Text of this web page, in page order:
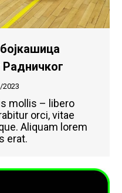
Радничког
2023
mollis – libero
orci, vitae
Aliquam lorem
erat.